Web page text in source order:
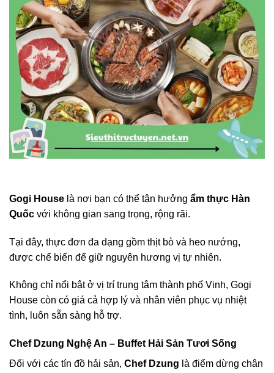
Gogi House là nơi bạn có thể tận hưởng ẩm thực Hàn
Quốc với không gian sang trọng, rộng rãi.
Tại đây, thực đơn đa dạng gồm thịt bò và heo nướng,
được chế biến để giữ nguyên hương vị tự nhiên.
Không chỉ nổi bật ở vị trí trung tâm thành phố Vinh, Gogi
House còn có giá cả hợp lý và nhân viên phục vụ nhiệt
tình, luôn sẵn sàng hỗ trợ.
Chef Dzung Nghệ An – Buffet Hải Sản Tươi Sống
Đối với các tín đồ hải sản, Chef Dzung là điểm dừng chân